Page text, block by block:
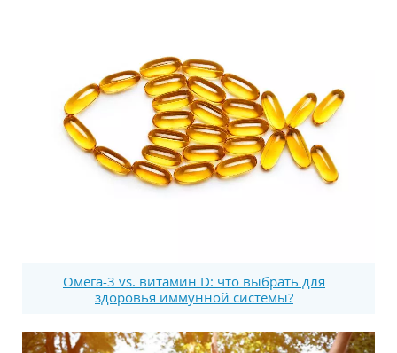
Омега-3 vs. витамин D: что выбрать для
здоровья иммунной системы?